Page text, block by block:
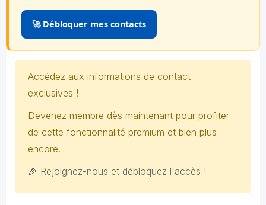
🚀 Débloquer mes contacts
Accédez aux informations de contact
exclusives !
Devenez membre dès maintenant pour profiter
de cette fonctionnalité premium et bien plus
encore.
🎉 Rejoignez-nous et débloquez l'accès !